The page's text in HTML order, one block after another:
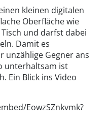
kleinen digitalen
Oberfläche wie
und darfst dabei
Damit es
unzählige Gegner ans
unterhaltsam ist
Ein Blick ins Video
EowzSZnkvmk?